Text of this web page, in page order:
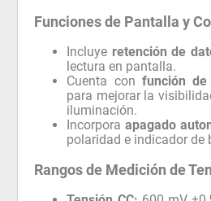
Funciones de Pantalla y
Incluye retención de
lectura en pantalla.
Cuenta con función
para mejorar la
iluminación.
Incorporaapagado
polaridad e indicador de
Rangos de Medición de